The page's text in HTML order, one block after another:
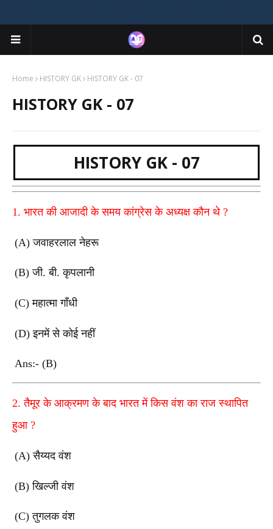
Home HISTORY GK HISTORY GK - 07
HISTORY GK - 07
HISTORY GK - 07
1. भारत की आजादी के समय कांग्रेस के अध्यक्ष कौन थे ?
(A)जवाहरलाल नेहरू
(B)जी. बी. कृपलानी
(C)महात्मा गाँधी
(D)इनमें से कोई नहीं
Ans:- (B)
2.तैमूर के आक्रमण के बाद भारत में किस वंश का राज स्थापित
हुआ ?
(A)सैय्यद वंश
(B)खिल्जी वंश
(C)तुगलक वंश